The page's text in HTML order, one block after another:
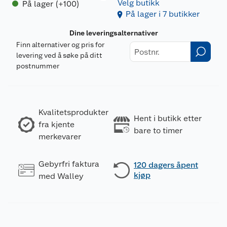
På lager (+100)
Velg butikk
På lager i 7 butikker
Dine leveringsalternativer
Finn alternativer og pris for
levering ved å søke på ditt
postnummer
Kvalitetsprodukter
fra kjente
merkevarer
Hent i butikk etter
bare to timer
Gebyrfri faktura
med Walley
120 dagers åpent
kjøp
H334
Kan gi allergi eller astmasymptomer eller
pustevansker ved innånding.
Kan forårsake irritasjon av luftveiene.
H351
Mistenkes for å kunne forårsake kreft <Angi
opptaksvei dersom det med sikkerhet er
fastlått at ingen andre opptaksveier
H373
kjent.> ved langvarig eller gjentatt
eksponering <Angi opptaksvei dersom det
med sikkerhet er at ingen
Dokumentasjon